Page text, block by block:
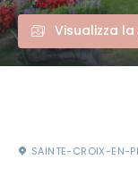
Visualizza
SAINTE-CROIX-EN-